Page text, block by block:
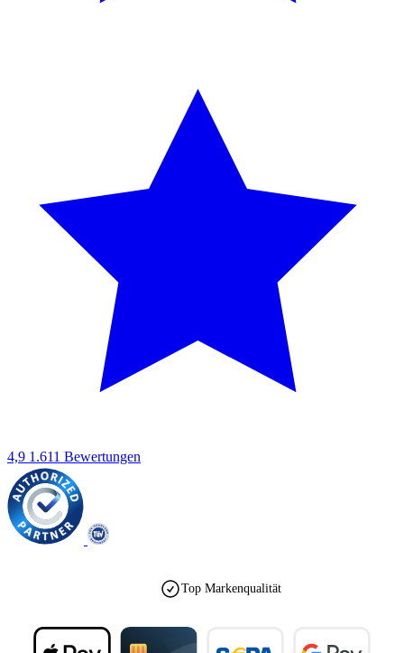
4,9 1.611 Bewertungen
Top Markenqualität